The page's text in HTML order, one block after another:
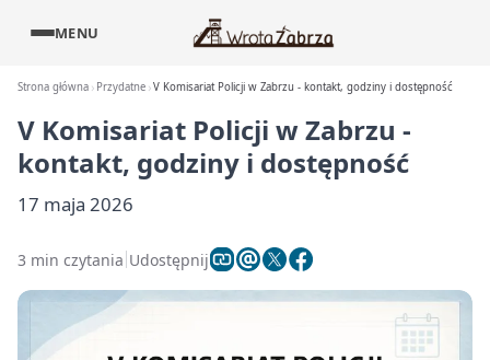
MENU
Strona główna Przydatne V Komisariat Policji w Zabrzu - kontakt, godziny i dostępność
V Komisariat Policji w Zabrzu -
kontakt, godziny i dostępność
17 maja 2026
3 min czytania Udostępnij